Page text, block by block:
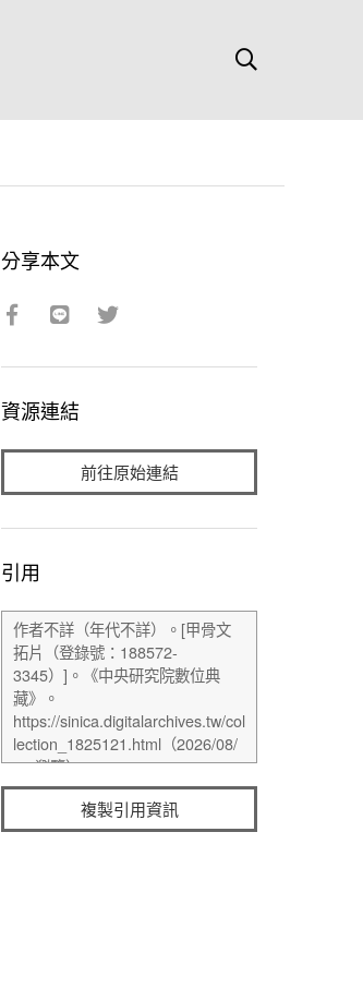
分享本文
資源連結
前往原始連結
引用
複製引用資訊